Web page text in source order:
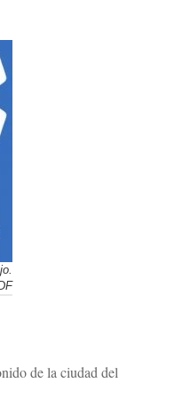
de la ciudad del